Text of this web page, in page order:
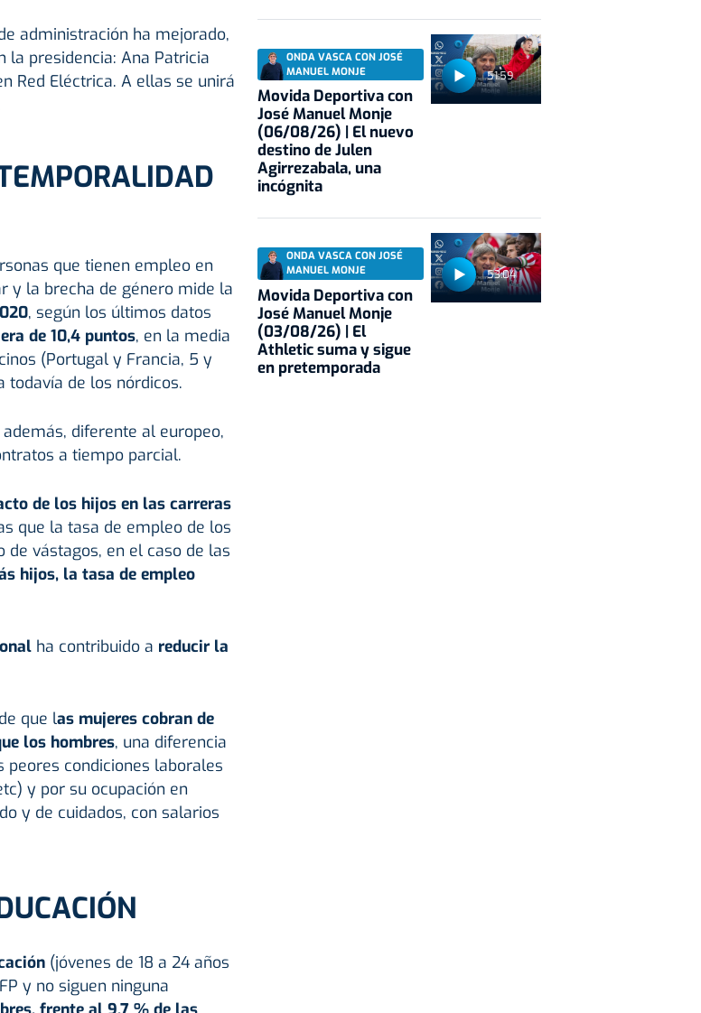
administración ha mejorado,
la presidencia: Ana Patricia
Red Eléctrica. A ellas se unirá
que tienen empleo en
y la brecha de género mide la
, según los últimos datos
era de 10,4 puntos, en la media
(Portugal y Francia, 5 y
todavía de los nórdicos.
diferente al europeo,
a tiempo parcial.
de los hijos en las carreras
que la tasa de empleo de los
vástagos, en el caso de las
hijos, la tasa de empleo
ha contribuido a reducir la
que las mujeres cobran de
los hombres, una diferencia
condiciones laborales
y por su ocupación en
y de cuidados, con salarios
(jóvenes de 18 a 24 años
y no siguen ninguna
51:59
ONDA VASCA CON JOSÉ
MANUEL MONJE
Movida Deportiva con
José Manuel Monje
(06/08/26) | El nuevo
destino de Julen
Agirrezabala, una
incógnita
53:04
ONDA VASCA CON JOSÉ
MANUEL MONJE
Movida Deportiva con
José Manuel Monje
(03/08/26) | El
Athletic suma y sigue
en pretemporada